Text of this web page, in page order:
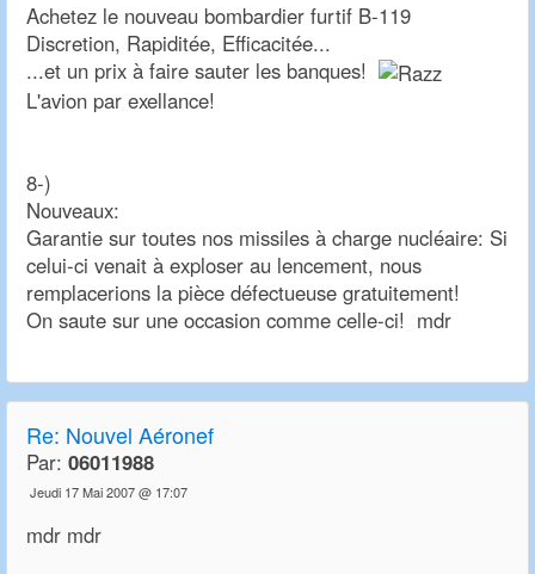
Achetez le nouveau bombardier furtif B-119
Discretion, Rapiditée, Efficacitée...
...et un prix à faire sauter les banques!
L'avion par exellance!
8-)
Nouveaux:
Garantie sur toutes nos missiles à charge nucléaire: Si
celui-ci venait à exploser au lencement, nous
remplacerions la pièce défectueuse gratuitement!
On saute sur une occasion comme celle-ci! mdr
Re: Nouvel Aéronef
Par: 06011988
Jeudi 17 Mai 2007 @ 17:07
mdr mdr